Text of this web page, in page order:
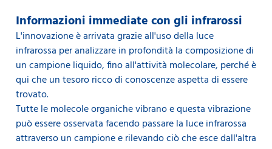
Informazioni immediate con gli infrarossi
L'innovazione è arrivata grazie all'uso della luce
infrarossa per analizzare in profondità la composizione di
un campione liquido, fino all'attività molecolare, perché è
qui che un tesoro ricco di conoscenze aspetta di essere
trovato.
Tutte le molecole organiche vibrano e questa vibrazione
può essere osservata facendo passare la luce infrarossa
attraverso un campione e rilevando ciò che esce dall'altra